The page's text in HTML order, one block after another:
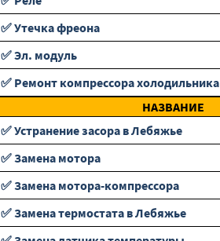
✅ Утечка фреона
✅ Эл. модуль
✅ Ремонт компрессора холодильника
НАЗВАНИЕ
✅ Устранение засора в Лебяжье
✅ Замена мотора
✅ Замена мотора-компрессора
✅ Замена термостата в Лебяжье